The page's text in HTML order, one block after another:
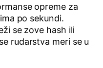
opreme za
po sekundi.
se zove hash ili
rudarstva meri se u